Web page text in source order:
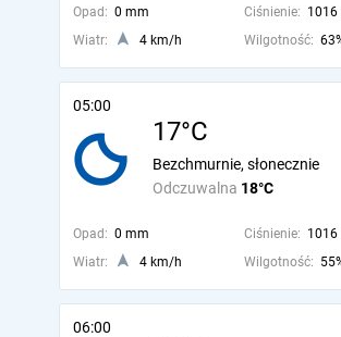
Opad: 0 mm Ciśnienie: 1016
Wiatr:
4 km/h Wilgotność:
05:00
17°C
Odczuwalna 18°C
Bezchmurnie, słonecznie
Opad: 0 mm Ciśnienie: 1016
Wiatr:
4 km/h Wilgotność:
06:00